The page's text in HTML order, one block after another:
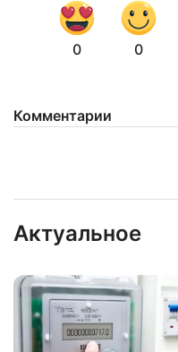
0 0
Комментарии
Актуальное